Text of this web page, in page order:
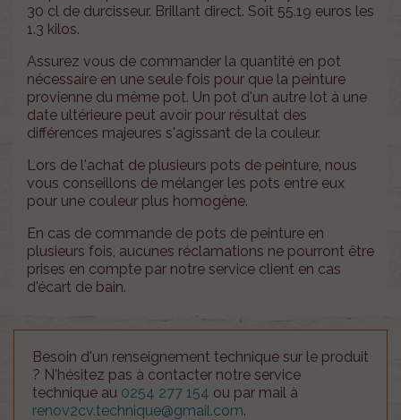
30 cl de durcisseur. Brillant direct. Soit 55.19 euros les
1.3 kilos.
Assurez vous de commander la quantité en pot
nécessaire en une seule fois pour que la peinture
provienne du même pot. Un pot d'un autre lot à une
date ultérieure peut avoir pour résultat des
différences majeures s'agissant de la couleur.
Lors de l'achat de plusieurs pots de peinture, nous
vous conseillons de mélanger les pots entre eux
pour une couleur plus homogène.
En cas de commande de pots de peinture en
plusieurs fois, aucunes réclamations ne pourront être
prises en compte par notre service client en cas
d'écart de bain.
Besoin d'un renseignement technique sur le produit
? N'hésitez pas à contacter notre service
technique au 0254 277 154 ou par mail à
renov2cv.technique@gmail.com.